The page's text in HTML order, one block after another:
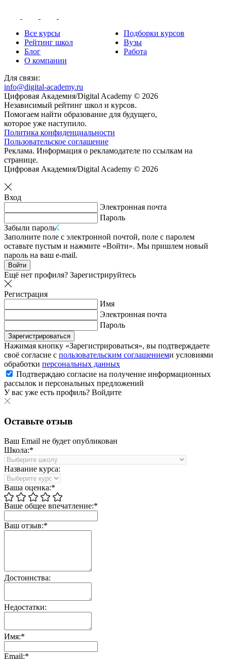
Все курсы
Подборки курсов
Рейтинг школ
Вузы
Блог
Работа
О компании
Для связи:
info@digital-academy.ru
Цифровая Академия/Digital Academy © 2026
Независимый рейтинг школ и курсов.
Помогаем найти образование для будущего,
которое уже наступило.
Политика конфиденциальности
Пользовательское соглашение
Реклама. Информация о рекламодателе по ссылкам на
странице.
Цифровая Академия/Digital Academy © 2026
Вход
Электронная почта
Пароль
Забыли пароль
Заполните поле с электронной почтой, поле с паролем
оставьте пустым и нажмите «Войти». Мы пришлем новый
пароль на ваш e-mail.
Войти
Ещё нет профиля? Зарегистрируйтесь
Регистрация
Имя
Электронная почта
Пароль
Зарегистрироваться
Нажимая кнопку «Зарегистрироваться», вы подтверждаете
своё согласие с пользовательским соглашениеми условиями
обработки персональных данных
Подтверждаю согласие на получение информационных
рассылок и персональных предложений
У вас уже есть профиль? Войдите
Оставьте отзыв
Ваш Email не будет опубликован
Школа:*
Название курса:
Ваша оценка:*
Ваше общее впечатление:*
Ваш отзыв:*
Достоинства:
Недостатки:
Имя:*
Email:*